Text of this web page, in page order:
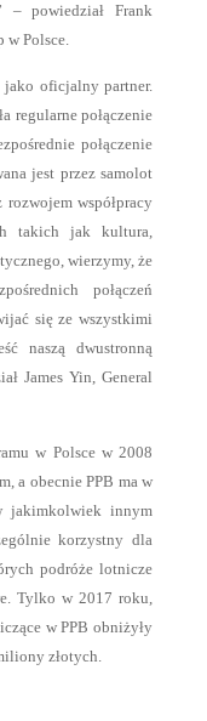
– powiedział Frank
w Polsce.
jako oficjalny partner.
regularne połączenie
połączenie
jest przez samolot
współpracy
takich jak kultura,
wierzymy, że
połączeń
się ze wszystkimi
naszą dwustronną
James Yin, General
w Polsce w 2008
a obecnie PPB ma w
jakimkolwiek innym
korzystny dla
podróże lotnicze
Tylko w 2017 roku,
w PPB obniżyły
złotych.